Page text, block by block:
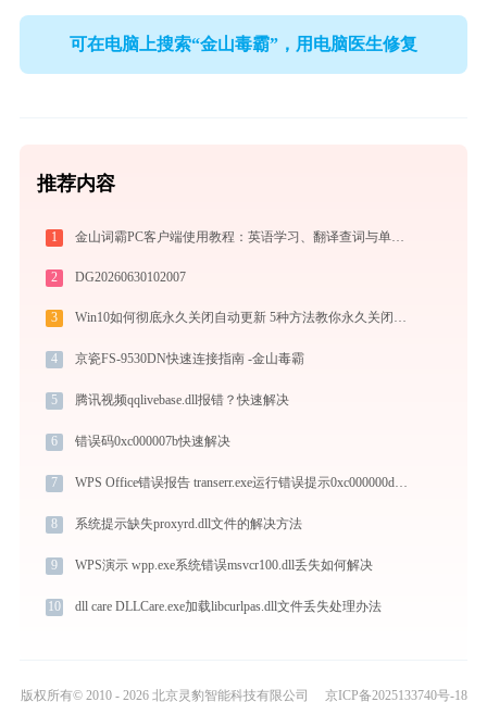
可在电脑上搜索“金山毒霸”，用电脑医生修复
推荐内容
1 金山词霸PC客户端使用教程：英语学习、翻译查词与单词记忆的一站式语言助手
2 DG20260630102007
3 Win10如何彻底永久关闭自动更新 5种方法教你永久关闭win10自动更新
4 京瓷FS-9530DN快速连接指南 -金山毒霸
5 腾讯视频qqlivebase.dll报错？快速解决
6 错误码0xc000007b快速解决
7 WPS Office错误报告 transerr.exe运行错误提示0xc000000d的解决办法
8 系统提示缺失proxyrd.dll文件的解决方法
9 WPS演示 wpp.exe系统错误msvcr100.dll丢失如何解决
10 dll care DLLCare.exe加载libcurlpas.dll文件丢失处理办法
版权所有© 2010 - 2026 北京灵豹智能科技有限公司 京ICP备2025133740号-18